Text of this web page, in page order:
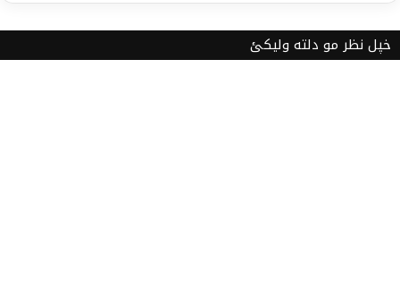
خپل نظر مو دلته ولیکئ